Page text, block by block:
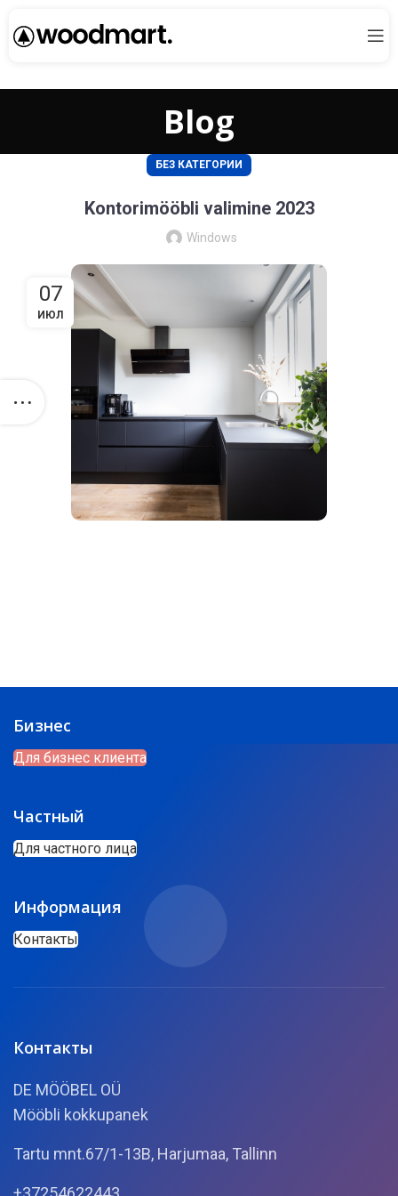
Blog
БЕЗ КАТЕГОРИИ
Kontorimööbli valimine 2023
Windows
07
ИЮЛ
Бизнес
Для бизнес клиента
Частный
Для частного лица
Информация
Контакты
Контакты
DE MÖÖBEL OÜ
Mööbli kokkupanek
Tartu mnt.67/1-13B, Harjumaa, Tallinn